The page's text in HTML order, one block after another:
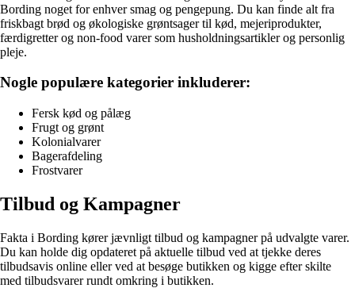
Bording noget for enhver smag og pengepung. Du kan finde alt fra
friskbagt brød og økologiske grøntsager til kød, mejeriprodukter,
færdigretter og non-food varer som husholdningsartikler og personlig
pleje.
Nogle populære kategorier inkluderer:
Fersk kød og pålæg
Frugt og grønt
Kolonialvarer
Bagerafdeling
Frostvarer
Tilbud og Kampagner
Fakta i Bording kører jævnligt tilbud og kampagner på udvalgte varer.
Du kan holde dig opdateret på aktuelle tilbud ved at tjekke deres
tilbudsavis online eller ved at besøge butikken og kigge efter skilte
med tilbudsvarer rundt omkring i butikken.